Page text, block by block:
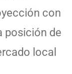
con
posición de
local